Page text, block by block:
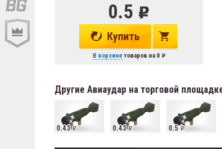
0.5
Купить
В корзинетоваров на 0
Другие Авиаудар на торговой
0.43 0.43 0.5